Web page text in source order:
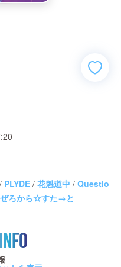
/ PLYDE / 花魁道中 / Questio
ぜろから☆すた→と